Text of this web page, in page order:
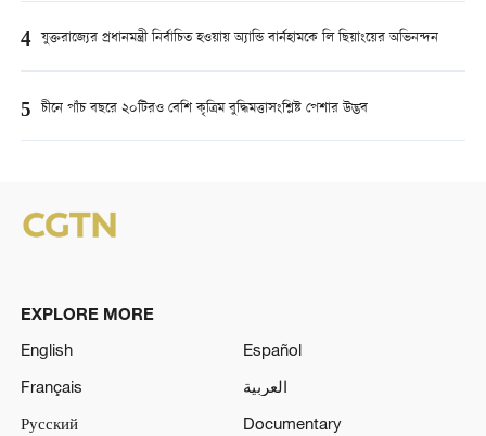
4 যুক্তরাজ্যের প্রধানমন্ত্রী নির্বাচিত হওয়ায় অ্যান্ডি বার্নহামকে লি ছিয়াংয়ের অভিনন্দন
5 চীনে পাঁচ বছরে ২০টিরও বেশি কৃত্রিম বুদ্ধিমত্তাসংশ্লিষ্ট পেশার উদ্ভব
EXPLORE MORE
English
Español
Français
العربية
Русский
Documentary